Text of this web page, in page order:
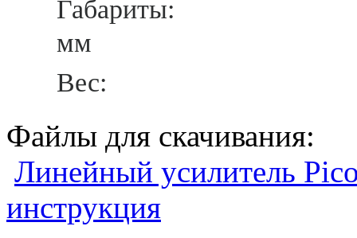
мм
Файлы для скачивания:
Линейный усилитель
инструкция